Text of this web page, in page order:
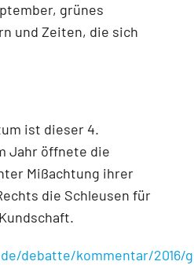
grünes
und Zeiten, die sich
ist dieser 4.
Jahr öffnete die
Mißachtung ihrer
die Schleusen für
debatte/kommentar/2016/